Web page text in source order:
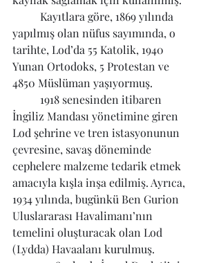
yapılmış olan nüfus sayımında, o
tarihte, Lod’da 55 Katolik, 1940
Yunan Ortodoks, 5 Protestan ve
4850 Müslüman yaşıyormuş.
İngiliz Mandası yönetimine giren
Lod şehrine ve tren istasyonunun
çevresine, savaş döneminde
cephelere malzeme tedarik etmek
amacıyla kışla inşa edilmiş. Ayrıca,
1934 yılında, bugünkü Ben Gurion
Uluslararası Havalimanı’nın
temelini oluşturacak olan Lod
(Lydda) Havaalanı kurulmuş.